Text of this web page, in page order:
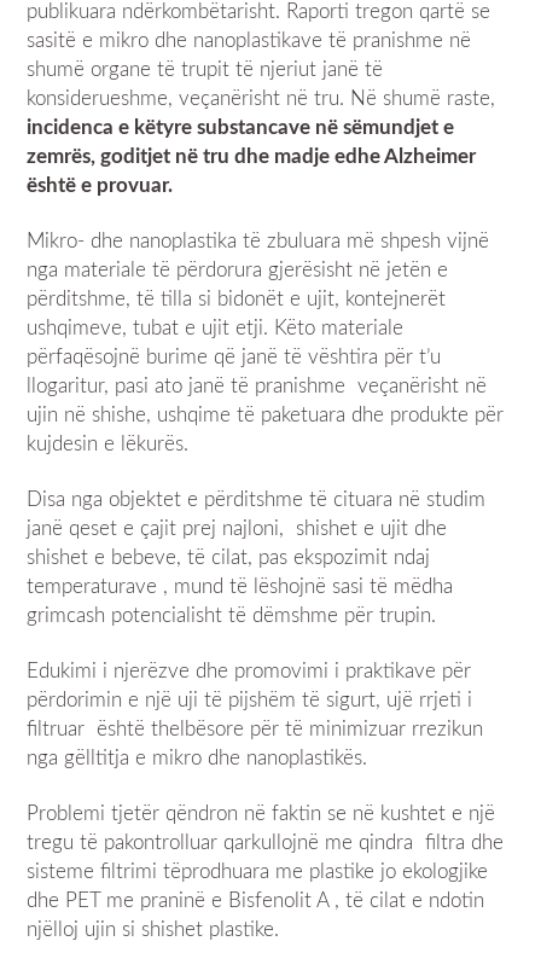
publikuara ndërkombëtarisht. Raporti tregon qartë se
sasitë e mikro dhe nanoplastikave të pranishme në
shumë organe të trupit të njeriut janë të
konsiderueshme, veçanërisht në tru. Në shumë raste,
incidenca e këtyre substancave në sëmundjet e
zemrës, goditjet në tru dhe madje edhe Alzheimer
është e provuar.
Mikro- dhe nanoplastika të zbuluara më shpesh vijnë
nga materiale të përdorura gjerësisht në jetën e
përditshme, të tilla si bidonët e ujit, kontejnerët
ushqimeve, tubat e ujit etji. Këto materiale
përfaqësojnë burime që janë të vështira për t’u
llogaritur, pasi ato janë të pranishme veçanërisht në
ujin në shishe, ushqime të paketuara dhe produkte për
kujdesin e lëkurës.
Disa nga objektet e përditshme të cituara në studim
janë qeset e çajit prej najloni, shishet e ujit dhe
shishet e bebeve, të cilat, pas ekspozimit ndaj
temperaturave , mund të lëshojnë sasi të mëdha
grimcash potencialisht të dëmshme për trupin.
Edukimi i njerëzve dhe promovimi i praktikave për
përdorimin e një uji të pijshëm të sigurt, ujë rrjeti i
filtruar është thelbësore për të minimizuar rrezikun
nga gëlltitja e mikro dhe nanoplastikës.
Problemi tjetër qëndron në faktin se në kushtet e një
tregu të pakontrolluar qarkullojnë me qindra filtra dhe
sisteme filtrimi tëprodhuara me plastike jo ekologjike
dhe PET me praninë e Bisfenolit A , të cilat e ndotin
njëlloj ujin si shishet plastike.